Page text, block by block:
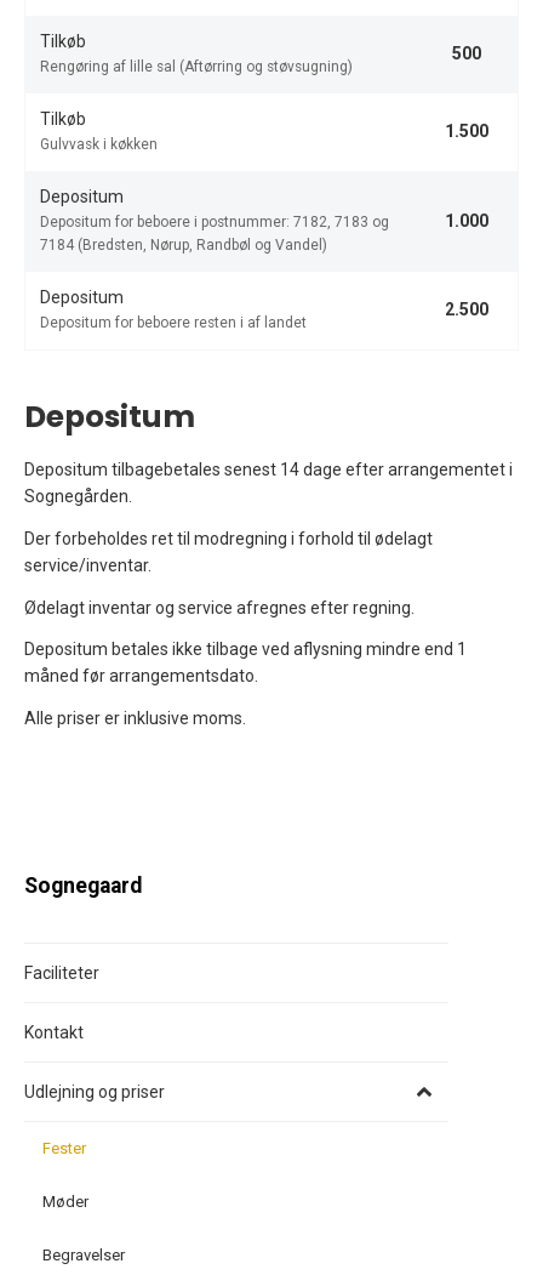
Tilkøb
Rengøring af lille sal (Aftørring og støvsugning)
500
Tilkøb
Gulvvask i køkken
1.500
Depositum
Depositum for beboere i postnummer: 7182, 7183 og
7184 (Bredsten, Nørup, Randbøl og Vandel)
1.000
Depositum
Depositum for beboere resten i af landet
2.500
Depositum
Depositum tilbagebetales senest 14 dage efter arrangementet i
Sognegården.
Der forbeholdes ret til modregning i forhold til ødelagt
service/inventar.
Ødelagt inventar og service afregnes efter regning.
Depositum betales ikke tilbage ved aflysning mindre end 1
måned før arrangementsdato.
Alle priser er inklusive moms.
Sognegaard
Faciliteter
Kontakt
Udlejning og priser
Fester
Møder
Begravelser